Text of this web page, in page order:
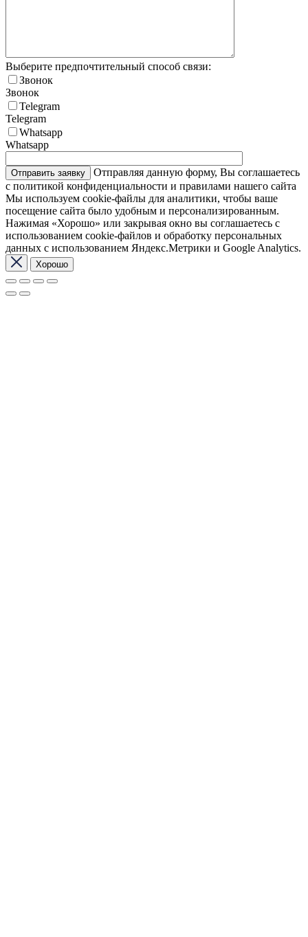
Выберите предпочтительный способ связи:
Звонок
Звонок
Telegram
Telegram
Whatsapp
Whatsapp
Отправляя данную форму, Вы соглашаетесь
с политикой конфиденциальности и правилами нашего сайта
Мы используем cookie-файлы для аналитики, чтобы ваше
посещение сайта было удобным и персонализированным.
Нажимая «Хорошо» или закрывая окно вы соглашаетесь с
использованием cookie-файлов и обработку персональных
данных с использованием Яндекс.Метрики и Google Analytics.
Хорошо